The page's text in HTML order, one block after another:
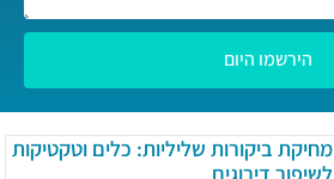
הירשמו היום
מחיקת ביקורות שליליות: כלים וטקטיקות
לשיפור דירוגים